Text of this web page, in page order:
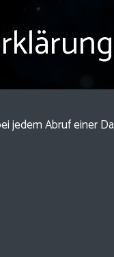
jedem Abruf einer